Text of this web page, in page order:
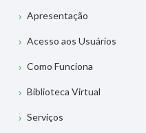
Apresentação
Acesso aos Usuários
Como Funciona
Biblioteca Virtual
Serviços